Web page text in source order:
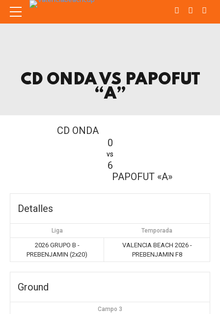
CD ONDA VS PAPOFUT
“A”
CD ONDA
0
vs
6
PAPOFUT «A»
Detalles
Liga Temporada
2026 GRUPO B -
PREBENJAMIN (2x20)
VALENCIA BEACH 2026 -
PREBENJAMIN F8
Ground
Campo 3